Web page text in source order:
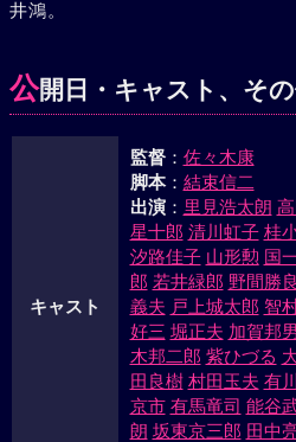
そうな二人をじっと見守る壱岐守
井鴻。
公開日・キャスト、そ
キャスト
監督： 佐々木康
脚本： 結束信二
出演： 里見浩太朗
星十郎 清川虹子 桂
汐路佳子 山形勲 国
郎 若井緑郎 野間勝良
義夫 戸上城太郎 智
好三 堀正夫 加賀邦男
木邦二郎 紫ひづる
田良樹 村田玉夫 有
京市 有馬竜司 能谷
朗 坂東京三郎 田中